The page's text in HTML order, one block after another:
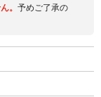
。 予めご了承の